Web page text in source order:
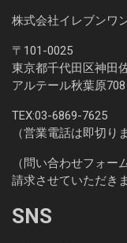
株式会社イレブンワ
〒101-0025
東京都千代田区神田
アルテール秋葉原708
TEX:03-6869-7625
（営業電話は即切り
（問い合わせフォ
請求させていただきま
SNS